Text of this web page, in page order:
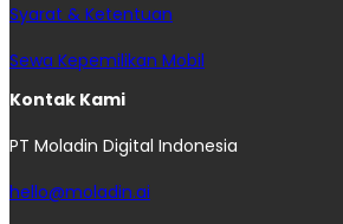
Syarat & Ketentuan
Sewa Kepemilikan Mobil
Kontak Kami
PT Moladin Digital Indonesia
hello@moladin.ai